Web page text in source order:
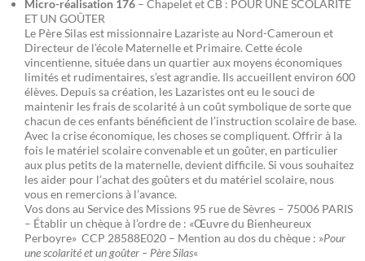
Micro-réalisation 176 – Chapelet et CB : POUR UNE SCOLARITÉ
ET UN GOÛTER
Le Père Silas est missionnaire Lazariste au Nord-Cameroun et
Directeur de l’école Maternelle et Primaire. Cette école
vincentienne, située dans un quartier aux moyens économiques
limités et rudimentaires, s’est agrandie. Ils accueillent environ 600
élèves. Depuis sa création, les Lazaristes ont eu le souci de
maintenir les frais de scolarité à un coût symbolique de sorte que
chacun de ces enfants bénéficient de l’instruction scolaire de base.
Avec la crise économique, les choses se compliquent. Offrir à la
fois le matériel scolaire convenable et un goûter, en particulier
aux plus petits de la maternelle, devient difficile. Si vous souhaitez
les aider pour l’achat des goûters et du matériel scolaire, nous
vous en remercions à l’avance.
Vos dons au Service des Missions 95 rue de Sèvres – 75006 PARIS
– Établir un chèque à l’ordre de : «Œuvre du Bienheureux
Perboyre» CCP 28588E020 – Mention au dos du chèque : »Pour
une scolarité et un goûter – Père Silas«